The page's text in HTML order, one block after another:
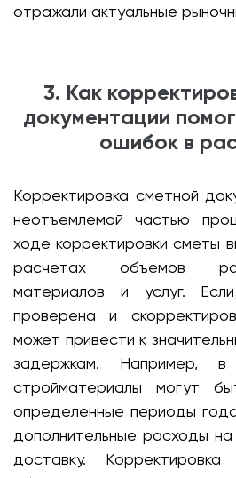
отражали актуальные
3. Как
документации
ошибок в
Корректировка сметной
неотъемлемой частью
ходе корректировки сметы
расчетах объемов
материалов и услуг.
проверена и
может привести к
задержкам. Например, в
стройматериалы могут
определенные периоды
дополнительные расходы
доставку.